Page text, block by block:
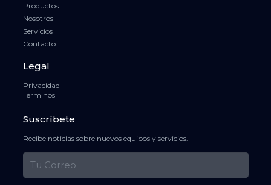
Productos
Nosotros
Servicios
Contacto
Legal
Privacidad
Términos
Suscríbete
Recibe noticias sobre nuevos equipos y servicios.